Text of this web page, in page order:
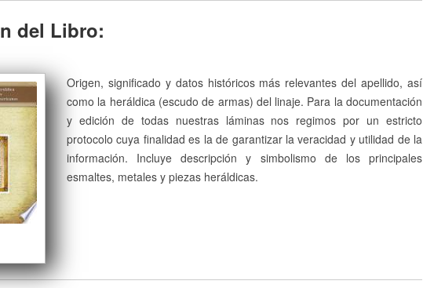
del Libro:
Origen, significado y datos históricos más relevantes del apellido, así
como la heráldica (escudo de armas) del linaje. Para la documentación
y edición de todas nuestras láminas nos regimos por un estricto
protocolo cuya finalidad es la de garantizar la veracidad y utilidad de la
información. Incluye descripción y simbolismo de los principales
esmaltes, metales y piezas heráldicas.